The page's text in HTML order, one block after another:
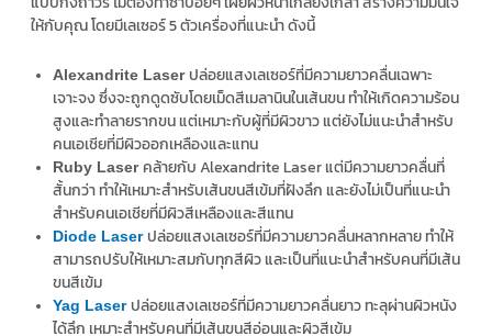
ให้กับคุณ โดยมีเลเซอร์ 5 ตัวเครื่องที่แนะนำ ดังนี้
Alexandrite Laser ปล่อยแสงเลเซอร์ที่มีความยาวคลื่นเฉพาะ
เจาะจง ซึ่งจะถูกดูดซับโดยเม็ดสีเมลานินในเส้นขน ทำให้เกิดความร้อน
สูงและทำลายรากขน แต่เหมาะกับผู้ที่มีผิวขาว แต่ยังไม่แนะนำสำหรับ
คนเอเชียที่มีผิวออกเหลืองและแทน
Ruby Laser คล้ายกับ Alexandrite Laser แต่มีความยาวคลื่นที่
สั้นกว่า ทำให้เหมาะสำหรับเส้นขนสีเข้มที่ฝังลึก และยังไม่เป็นที่แนะนำ
สำหรับคนเอเชียที่มีผิวสีเหลืองและสีแทน
Diode Laser ปล่อยแสงเลเซอร์ที่มีความยาวคลื่นหลากหลาย ทำให้
สามารถปรับให้เหมาะสมกับทุกสีผิว และเป็นที่แนะนำสำหรับคนที่มีเส้น
ขนสีเข้ม
Yag Laser ปล่อยแสงเลเซอร์ที่มีความยาวคลื่นยาว ทะลุผ่านผิวหนัง
ได้ลึก เหมาะสำหรับคนที่มีเส้นขนสีอ่อนและผิวสีเข้ม